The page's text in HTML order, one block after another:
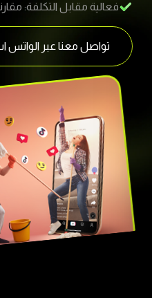
فعالية مقابل التكلفة:
تواصل معنا عبر الواتس